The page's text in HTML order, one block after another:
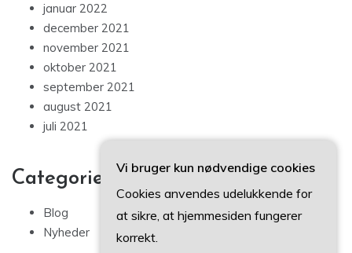
januar 2022
december 2021
november 2021
oktober 2021
september 2021
august 2021
juli 2021
Categories
Blog
Nyheder
Vi bruger kun nødvendige cookies
Cookies anvendes udelukkende for
at sikre, at hjemmesiden fungerer
korrekt.